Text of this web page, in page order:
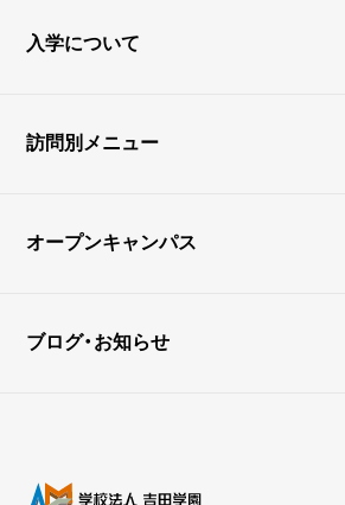
入学について
訪問別メニュー
オープンキャンパス
ブログ・お知らせ